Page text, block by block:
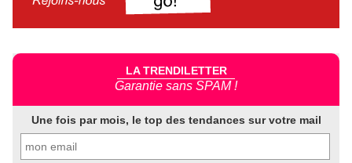
LA TRENDILETTER
Garantie sans SPAM !
Une fois par mois, le top des tendances sur votre mail